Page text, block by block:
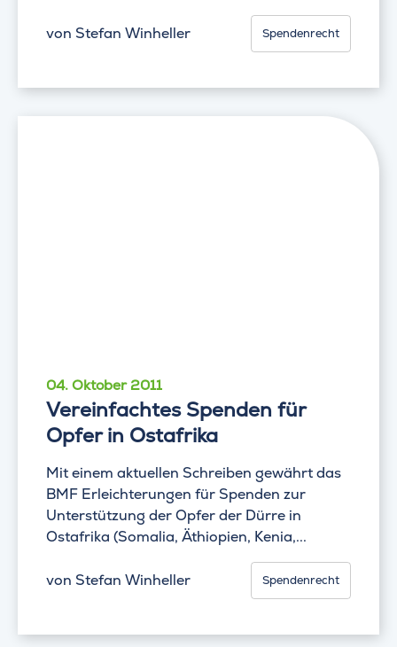
von Stefan Winheller Spendenrecht
04. Oktober 2011
Vereinfachtes Spenden für
Opfer in Ostafrika
Mit einem aktuellen Schreiben gewährt das
BMF Erleichterungen für Spenden zur
Unterstützung der Opfer der Dürre in
Ostafrika (Somalia, Äthiopien, Kenia,...
von Stefan Winheller Spendenrecht